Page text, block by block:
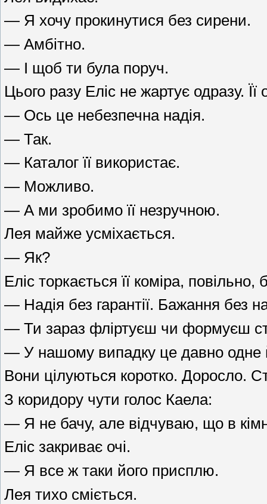
— Я хочу прокинутися без сирени.
— Амбітно.
— І щоб ти була поруч.
Цього разу Еліс не жартує одразу.
— Ось це небезпечна надія.
— Так.
— Каталог її використає.
— Можливо.
— А ми зробимо її незручною.
Лея майже усміхається.
— Як?
Еліс торкається її коміра, повільно,
— Надія без гарантії. Бажання без
— Ти зараз фліртуєш чи формуєш
— У нашому випадку це давно одне
Вони цілуються коротко. Доросло.
З коридору чути голос Каела:
— Я не бачу, але відчуваю, що в
Еліс закриває очі.
— Я все ж таки його присплю.
Лея тихо сміється.